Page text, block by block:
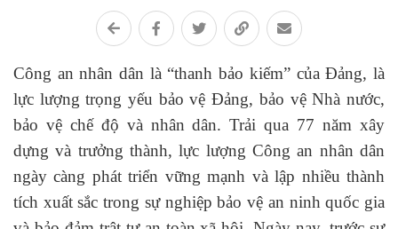
Công an nhân dân là “thanh bảo kiếm” của Đảng, là
lực lượng trọng yếu bảo vệ Đảng, bảo vệ Nhà nước,
bảo vệ chế độ và nhân dân. Trải qua 77 năm xây
dựng và trưởng thành, lực lượng Công an nhân dân
ngày càng phát triển vững mạnh và lập nhiều thành
tích xuất sắc trong sự nghiệp bảo vệ an ninh quốc gia